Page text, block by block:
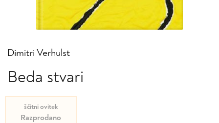
Dimitri Verhulst
Beda stvari
ščitni ovitek
Razprodano